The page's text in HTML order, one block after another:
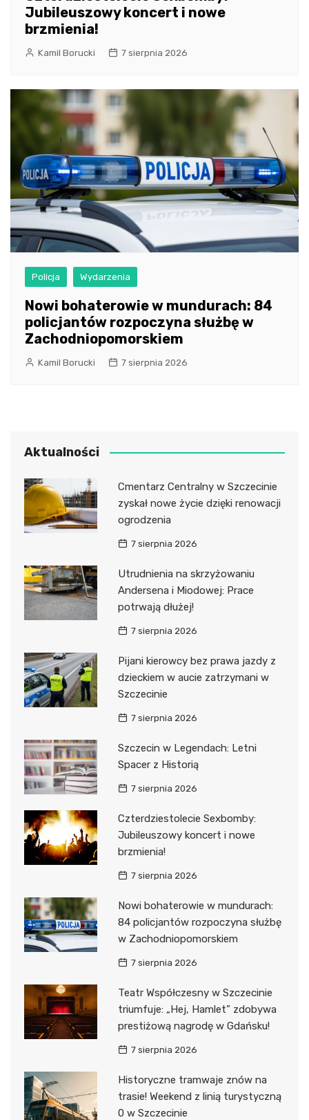
Jubileuszowy koncert i nowe
brzmienia!
Kamil Borucki 7 sierpnia 2026
Policja Wydarzenia
Nowi bohaterowie w mundurach: 84
policjantów rozpoczyna służbę w
Zachodniopomorskiem
Kamil Borucki 7 sierpnia 2026
Aktualności
Cmentarz Centralny w Szczecinie
zyskał nowe życie dzięki renowacji
ogrodzenia
7 sierpnia 2026
Utrudnienia na skrzyżowaniu
Andersena i Miodowej: Prace
potrwają dłużej!
7 sierpnia 2026
Pijani kierowcy bez prawa jazdy z
dzieckiem w aucie zatrzymani w
Szczecinie
7 sierpnia 2026
Szczecin w Legendach: Letni
Spacer z Historią
7 sierpnia 2026
Czterdziestolecie Sexbomby:
Jubileuszowy koncert i nowe
brzmienia!
7 sierpnia 2026
Nowi bohaterowie w mundurach:
84 policjantów rozpoczyna służbę
w Zachodniopomorskiem
7 sierpnia 2026
Teatr Współczesny w Szczecinie
triumfuje: „Hej, Hamlet” zdobywa
prestiżową nagrodę w Gdańsku!
7 sierpnia 2026
Historyczne tramwaje znów na
trasie! Weekend z linią turystyczną
0 w Szczecinie